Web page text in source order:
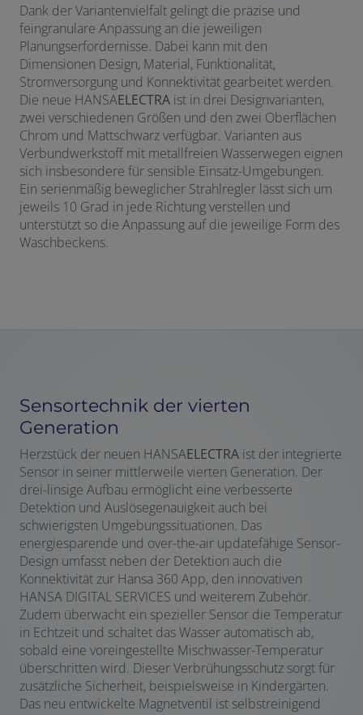
Dank der Variantenvielfalt gelingt die präzise und
feingranulare Anpassung an die jeweiligen
Planungserfordernisse. Dabei kann mit den
Dimensionen Design, Material, Funktionalität,
Stromversorgung und Konnektivität gearbeitet werden.
Die neue HANSAELECTRA ist in drei Designvarianten,
zwei verschiedenen Größen und den zwei Oberflächen
Chrom und Mattschwarz verfügbar. Varianten aus
Verbundwerkstoff mit metallfreien Wasserwegen eignen
sich insbesondere für sensible Einsatz-Umgebungen.
Ein serienmäßig beweglicher Strahlregler lässt sich um
jeweils 10 Grad in jede Richtung verstellen und
unterstützt so die Anpassung auf die jeweilige Form des
Waschbeckens.
Sensortechnik der vierten
Generation
Herzstück der neuen HANSAELECTRA ist der integrierte
Sensor in seiner mittlerweile vierten Generation. Der
drei-linsige Aufbau ermöglicht eine verbesserte
Detektion und Auslösegenauigkeit auch bei
schwierigsten Umgebungssituationen. Das
energiesparende und over-the-air updatefähige Sensor-
Design umfasst neben der Detektion auch die
Konnektivität zur Hansa 360 App, den innovativen
HANSA DIGITAL SERVICES und weiterem Zubehör.
Zudem überwacht ein spezieller Sensor die Temperatur
in Echtzeit und schaltet das Wasser automatisch ab,
sobald eine voreingestellte Mischwasser-Temperatur
überschritten wird. Dieser Verbrühungsschutz sorgt für
zusätzliche Sicherheit, beispielsweise in Kindergärten.
Das neu entwickelte Magnetventil ist selbstreinigend